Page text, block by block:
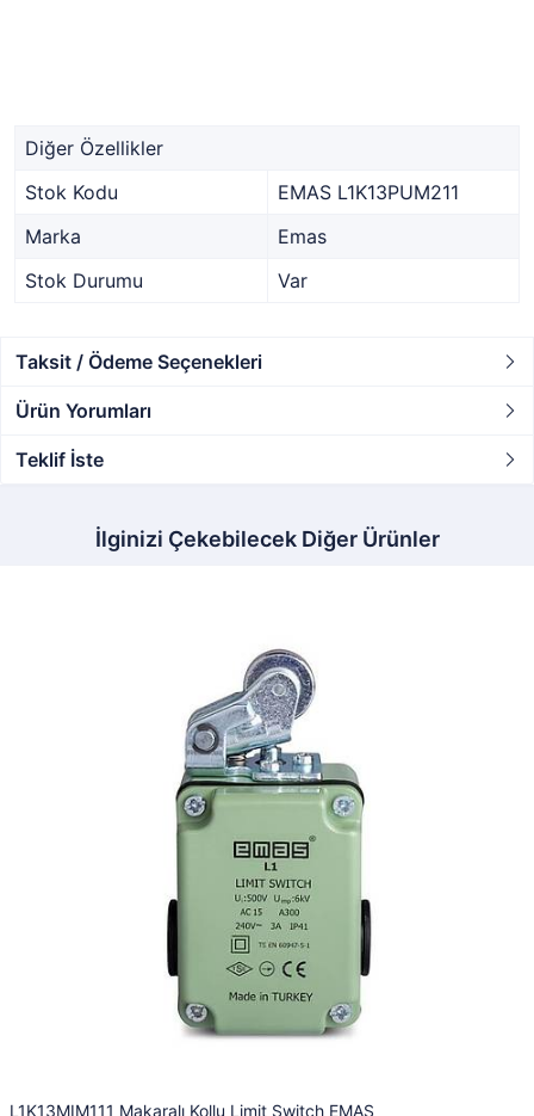
Diğer Özellikler
Stok Kodu
EMAS L1K13PUM211
Marka
Emas
Stok Durumu
Var
Taksit / Ödeme Seçenekleri
Ürün Yorumları
Teklif İste
İlginizi Çekebilecek Diğer Ürünler
L1K13MIM111 Makaralı Kollu Limit Switch EMAS